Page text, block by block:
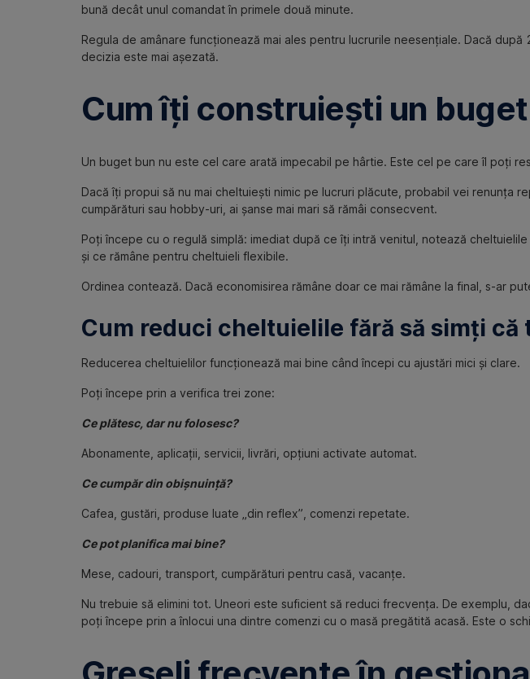
bună decât unul comandat în primele două minute.
Regula de amânare funcționează mai ales pentru lucrurile neesențiale. Dacă
decizia este mai așezată.
Cum îți construiești un
Un buget bun nu este cel care arată impecabil pe hârtie. Este cel pe care îl poți
Dacă îți propui să nu mai cheltuiești nimic pe lucruri plăcute, probabil vei renunța
cumpărături sau hobby-uri, ai șanse mai mari să rămâi consecvent.
Poți începe cu o regulă simplă: imediat după ce îți intră venitul, notează
și ce rămâne pentru cheltuieli flexibile.
Ordinea contează. Dacă economisirea rămâne doar ce mai rămâne la final, s-ar
Cum reduci cheltuielile fără să simți că
Reducerea cheltuielilor funcționează mai bine când începi cu ajustări mici și clare.
Poți începe prin a verifica trei zone:
Ce plătesc, dar nu folosesc?
Abonamente, aplicații, servicii, livrări, opțiuni activate automat.
Ce cumpăr din obișnuință?
Cafea, gustări, produse luate „din reflex”, comenzi repetate.
Ce pot planifica mai bine?
Mese, cadouri, transport, cumpărături pentru casă, vacanțe.
Nu trebuie să elimini tot. Uneori este suficient să reduci frecvența. De exemplu,
poți începe prin a înlocui una dintre comenzi cu o masă pregătită acasă. Este o